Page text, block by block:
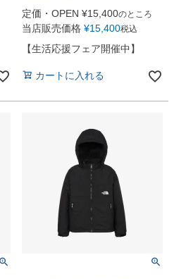
定価・OPEN ¥15,400のところ
当店販売価格 ¥15,400税込
【生活応援フェア開催中】
カートに入れる